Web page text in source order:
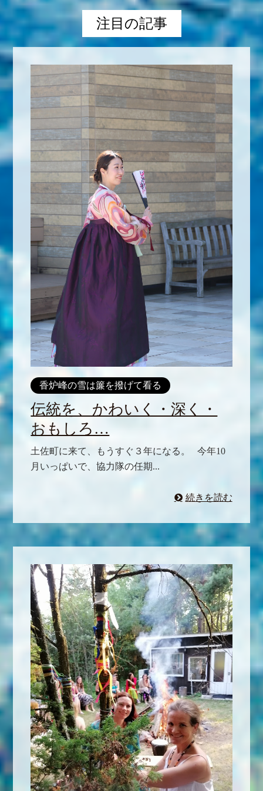
注目の記事
香炉峰の雪は簾を撥げて看る
伝統を、かわいく・深く・
おもしろ…
土佐町に来て、もうすぐ３年になる。 今年10
月いっぱいで、協力隊の任期...
続きを読む